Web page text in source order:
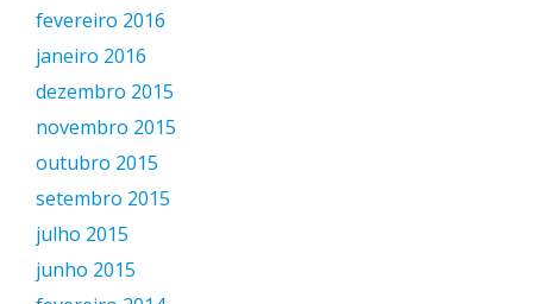
fevereiro 2016
janeiro 2016
dezembro 2015
novembro 2015
outubro 2015
setembro 2015
julho 2015
junho 2015